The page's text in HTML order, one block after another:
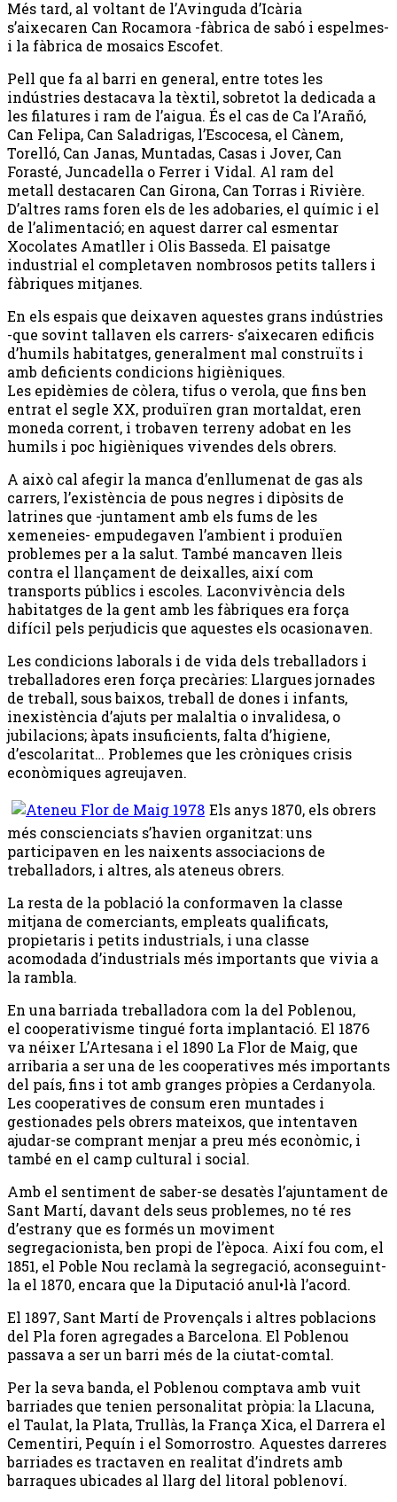
Més tard, al voltant de l’Avinguda d’Icària
s’aixecaren Can Rocamora -fàbrica de sabó i espelmes-
i la fàbrica de mosaics Escofet.
Pell que fa al barri en general, entre totes les
indústries destacava la tèxtil, sobretot la dedicada a
les filatures i ram de l’aigua. És el cas de Ca l’Arañó,
Can Felipa, Can Saladrigas, l’Escocesa, el Cànem,
Torelló, Can Janas, Muntadas, Casas i Jover, Can
Forasté, Juncadella o Ferrer i Vidal. Al ram del
metall destacaren Can Girona, Can Torras i Rivière.
D’altres rams foren els de les adobaries, el químic i el
de l’alimentació; en aquest darrer cal esmentar
Xocolates Amatller i Olis Basseda. El paisatge
industrial el completaven nombrosos petits tallers i
fàbriques mitjanes.
En els espais que deixaven aquestes grans indústries
-que sovint tallaven els carrers- s’aixecaren edificis
d’humils habitatges, generalment mal construïts i
amb deficients condicions higièniques.
Les epidèmies de còlera, tifus o verola, que fins ben
entrat el segle XX, produïren gran mortaldat, eren
moneda corrent, i trobaven terreny adobat en les
humils i poc higièniques vivendes dels obrers.
A això cal afegir la manca d’enllumenat de gas als
carrers, l’existència de pous negres i dipòsits de
latrines que -juntament amb els fums de les
xemeneies- empudegaven l’ambient i produïen
problemes per a la salut. També mancaven lleis
contra el llançament de deixalles, així com
transports públics i escoles. Laconvivència dels
habitatges de la gent amb les fàbriques era força
difícil pels perjudicis que aquestes els ocasionaven.
Les condicions laborals i de vida dels treballadors i
treballadores eren força precàries: Llargues jornades
de treball, sous baixos, treball de dones i infants,
inexistència d’ajuts per malaltia o invalidesa, o
jubilacions; àpats insuficients, falta d’higiene,
d’escolaritat… Problemes que les cròniques crisis
econòmiques agreujaven.
Els anys 1870, els obrers
més conscienciats s’havien organitzat: uns
participaven en les naixents associacions de
treballadors, i altres, als ateneus obrers.
La resta de la població la conformaven la classe
mitjana de comerciants, empleats qualificats,
propietaris i petits industrials, i una classe
acomodada d’industrials més importants que vivia a
la rambla.
En una barriada treballadora com la del Poblenou,
el cooperativisme tingué forta implantació. El 1876
va néixer L’Artesana i el 1890 La Flor de Maig, que
arribaria a ser una de les cooperatives més importants
del país, fins i tot amb granges pròpies a Cerdanyola.
Les cooperatives de consum eren muntades i
gestionades pels obrers mateixos, que intentaven
ajudar-se comprant menjar a preu més econòmic, i
també en el camp cultural i social.
Amb el sentiment de saber-se desatès l’ajuntament de
Sant Martí, davant dels seus problemes, no té res
d’estrany que es formés un moviment
segregacionista, ben propi de l’època. Així fou com, el
1851, el Poble Nou reclamà la segregació, aconseguint-
la el 1870, encara que la Diputació anul•là l’acord.
El 1897, Sant Martí de Provençals i altres poblacions
del Pla foren agregades a Barcelona. El Poblenou
passava a ser un barri més de la ciutat-comtal.
Per la seva banda, el Poblenou comptava amb vuit
barriades que tenien personalitat pròpia: la Llacuna,
el Taulat, la Plata, Trullàs, la França Xica, el Darrera el
Cementiri, Pequín i el Somorrostro. Aquestes darreres
barriades es tractaven en realitat d’indrets amb
barraques ubicades al llarg del litoral poblenoví.